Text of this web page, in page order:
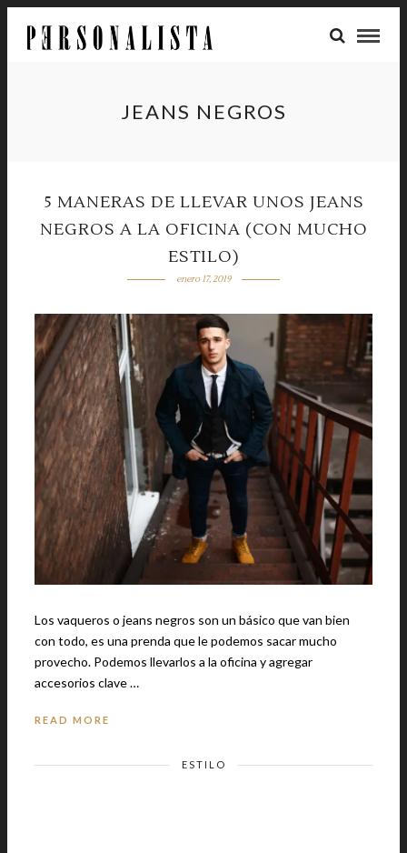
JEANS NEGROS
5 MANERAS DE LLEVAR UNOS JEANS
NEGROS A LA OFICINA (CON MUCHO
ESTILO)
enero 17, 2019
Los vaqueros o jeans negros son un básico que van bien
con todo, es una prenda que le podemos sacar mucho
provecho. Podemos llevarlos a la oficina y agregar
accesorios clave …
READ MORE
ESTILO